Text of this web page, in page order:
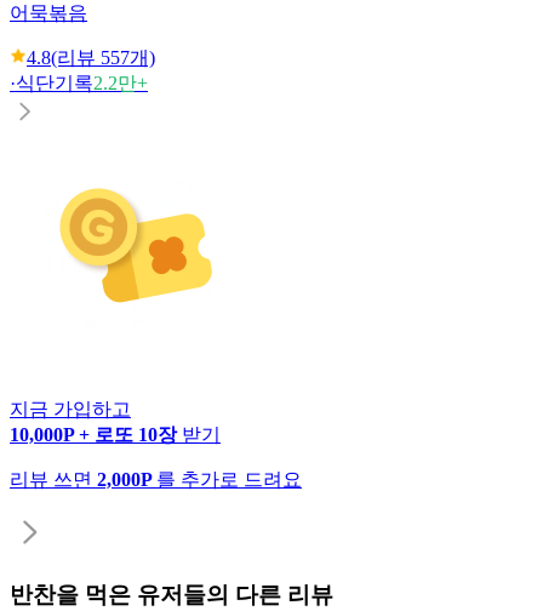
어묵볶음
4.8(리뷰 557개)
·식단기록2.2만+
지금 가입하고
10,000P + 로또 10장 받기
리뷰 쓰면 2,000P 를 추가로 드려요
반찬을 먹은 유저들의 다른 리뷰